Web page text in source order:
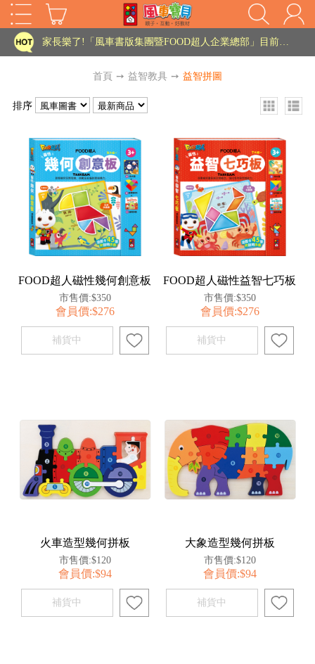
HOT
家長樂了!「風車書版集團暨FOOD超人企業總部」目前正興建中!
批發會員大招募，輕鬆實現財富自由!
老師您好!!幼教會員火熱招募中~
海外購物免煩惱！點我查看『海外購物流程說明』
家長樂了!「風車書版集團暨FOOD超人企業總部」目前正興建中!
批發會員大招募，輕鬆實現財富自由!
老師您好!!幼教會員火熱招募中~
海外購物免煩惱！點我查看『海外購物流程說明』
首頁 ➙ 益智教具 ➙ 益智拼圖
排序
FOOD超人磁性幾何創意板
市售價:$350
會員價:$276
FOOD超人磁性益智七巧板
市售價:$350
會員價:$276
火車造型幾何拼板
市售價:$120
會員價:$94
大象造型幾何拼板
市售價:$120
會員價:$94